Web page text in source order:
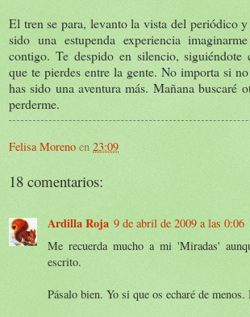
El tren se para, levanto la vista del periódico
sido una estupenda experiencia
contigo. Te despido en silencio, siguiéndote
que te pierdes entre la gente. No importa si
has sido una aventura más. Mañana buscaré
perderme.
Felisa Moreno en 23:09
18 comentarios:
Ardilla Roja 9 de abril de 2009 a las 0:06
Me recuerda mucho a mi 'Miradas'
escrito.
Pásalo bien. Yo si que os echaré de